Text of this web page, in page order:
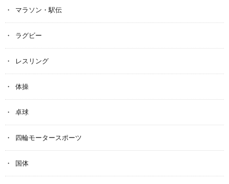
マラソン・駅伝
ラグビー
レスリング
体操
卓球
四輪モータースポーツ
国体